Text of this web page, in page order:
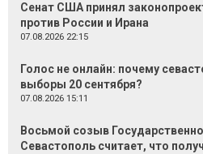
Сенат США принял
против России и Ирана
07.08.2026 22:15
Голос не онлайн: почему
выборы 20 сентября?
07.08.2026 15:11
Восьмой созыв
Севастополь считает, что